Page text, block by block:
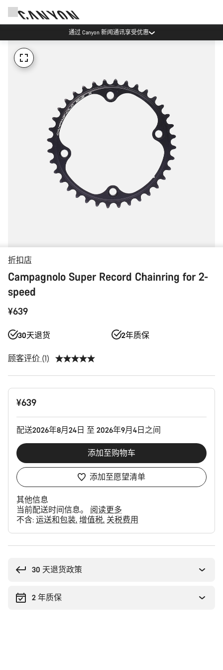
通过 Canyon 新闻通讯享受优惠
折扣店
Campagnolo Super Record Chainring for 2-
speed
¥639
30天退货 2年质保
顾客评价 (1)
产
¥639
配送2026年8月24日 至 2026年9月4日之间
添加至购物车
添加至愿望清单
其他信息
当前配送时间信息。 阅读更多
不含: 运送和包装 增值税 关税费用
30 天退货政策
2 年质保